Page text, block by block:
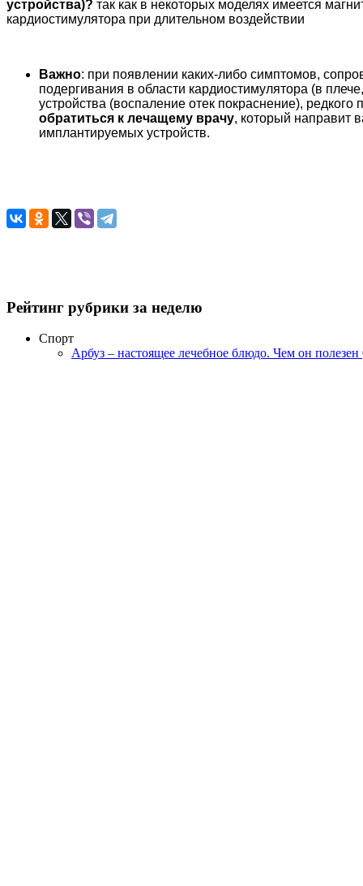
устройства)? так как в некоторых моделях имеется
кардиостимулятора при длительном воздействии
Важно: при появлении каких-либо симптомов,
подергивания в области кардиостимулятора (в
устройства (воспаление отек покраснение),
обратиться к лечащему врачу, который направит
имплантируемых устройств.
Рейтинг рубрики за неделю
Спорт
Арбуз – настоящее лечебное блюдо. Чем он полезен